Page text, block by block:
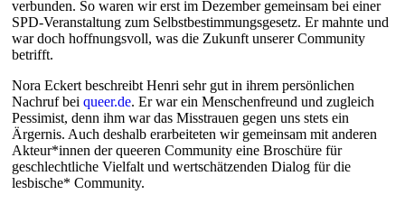
verbunden. So waren wir erst im Dezember gemeinsam bei einer
SPD-Veranstaltung zum Selbstbestimmungsgesetz. Er mahnte und
war doch hoffnungsvoll, was die Zukunft unserer Community
betrifft.
Nora Eckert beschreibt Henri sehr gut in ihrem persönlichen
Nachruf bei queer.de. Er war ein Menschenfreund und zugleich
Pessimist, denn ihm war das Misstrauen gegen uns stets ein
Ärgernis. Auch deshalb erarbeiteten wir gemeinsam mit anderen
Akteur*innen der queeren Community eine Broschüre für
geschlechtliche Vielfalt und wertschätzenden Dialog für die
lesbische* Community.